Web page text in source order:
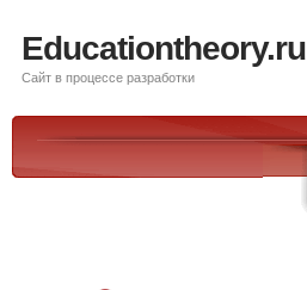
Educationtheory.ru
Сайт в процессе разработки